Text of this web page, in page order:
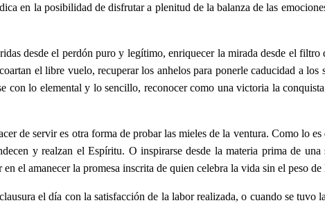
en la posibilidad de disfrutar a plenitud de la balanza de las
desde el perdón puro y legítimo, enriquecer la mirada desde el
el libre vuelo, recuperar los anhelos para ponerle caducidad a los
lo elemental y lo sencillo, reconocer como una victoria la
de servir es otra forma de probar las mieles de la ventura. Como lo
y realzan el Espíritu. O inspirarse desde la materia prima de
el amanecer la promesa inscrita de quien celebra la vida sin el peso
el día con la satisfacción de la labor realizada, o cuando se tuvo